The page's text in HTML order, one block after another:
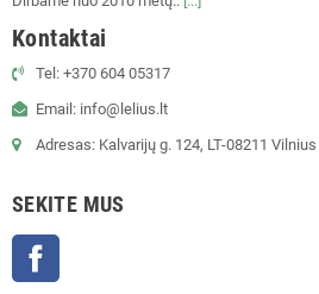
Kontaktai
Tel: +370 604 05317
Email: info@lelius.lt
Adresas: Kalvarijų g. 124, LT-08211 Vilnius
SEKITE MUS